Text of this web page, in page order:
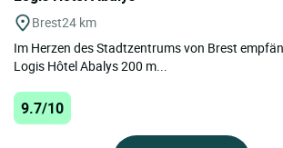
Brest24 km
Im Herzen des Stadtzentrums von Brest
Logis Hôtel Abalys 200 m...
9.7/10